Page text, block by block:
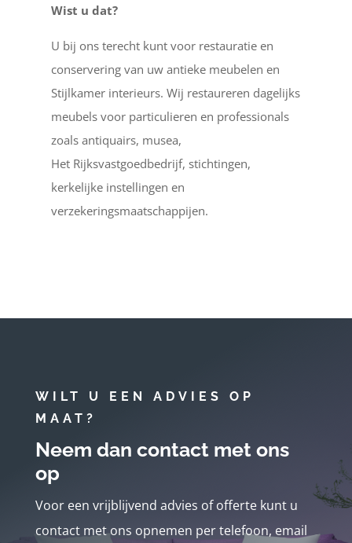
Wist u dat?
U bij ons terecht kunt voor restauratie en
conservering van uw antieke meubelen en
Stijlkamer interieurs. Wij restaureren dagelijks
meubels voor particulieren en professionals
zoals antiquairs, musea,
Het Rijksvastgoedbedrijf, stichtingen,
kerkelijke instellingen en
verzekeringsmaatschappijen.
WILT U EEN ADVIES OP
MAAT?
Neem dan contact met ons
op
Voor een vrijblijvend advies of offerte kunt u
contact met ons opnemen per telefoon, email